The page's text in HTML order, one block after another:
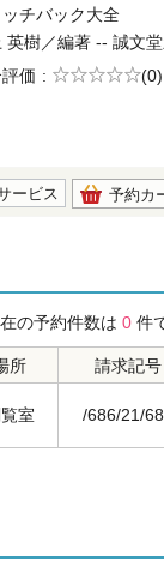
ッチバック大全
英樹／編著 -- 誠文
価
5段階評価
(0)
ービス 予約カ
の予約件数は 0 件
所 請求記号
室 /686/21/